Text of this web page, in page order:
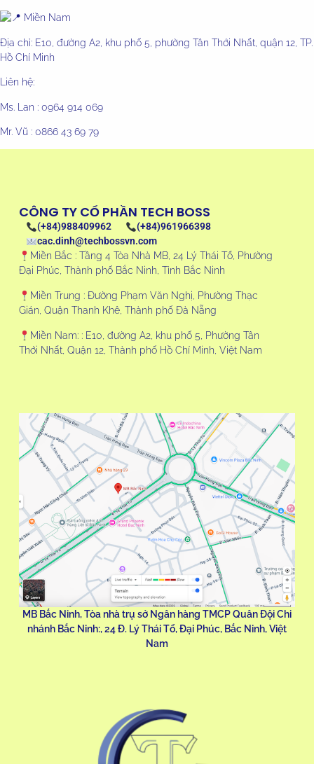
Miền Nam
Địa chỉ: E10, đường A2, khu phố 5, phường Tân Thới Nhất, quận 12, TP.
Hồ Chí Minh
Liên hệ:
Ms. Lan : 0964 914 069
Mr. Vũ : 0866 43 69 79
CÔNG TY CỔ PHẦN TECH BOSS
(+84)988409962
(+84)961966398
cac.dinh@techbossvn.com
Miền Bắc : Tầng 4 Tòa Nhà MB, 24 Lý Thái Tổ, Phường
Đại Phúc, Thành phố Bắc Ninh, Tỉnh Bắc Ninh
Miền Trung : Đường Phạm Văn Nghị, Phường Thạc
Gián, Quận Thanh Khê, Thành phố Đà Nẵng
Miền Nam: : E10, đường A2, khu phố 5, Phường Tân
Thới Nhất, Quận 12, Thành phố Hồ Chí Minh, Việt Nam
MB Bắc Ninh, Tòa nhà trụ sở Ngân hàng TMCP Quân Đội Chi
nhánh Bắc Ninh:, 24 Đ. Lý Thái Tổ, Đại Phúc, Bắc Ninh, Việt
Nam